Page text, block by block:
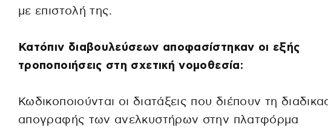
με επιστολή της.
Κατόπιν διαβουλεύσεων αποφασίστηκαν οι εξής
τροποποιήσεις στη σχετική νομοθεσία:
Κωδικοποιούνται οι διατάξεις που διέπουν τη
απογραφής των ανελκυστήρων στην πλατφόρμα